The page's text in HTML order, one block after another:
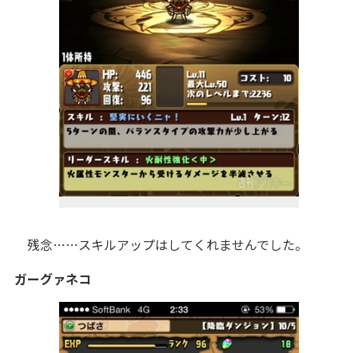
残念……スキルアップはしてくれませんでした。
ガーグァネコ